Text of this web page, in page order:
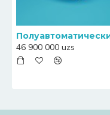
46 900 000 uzs